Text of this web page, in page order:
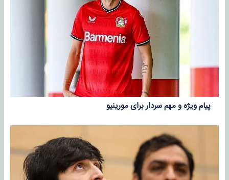
پیام ویژه و مهم سردار برای مورینیو